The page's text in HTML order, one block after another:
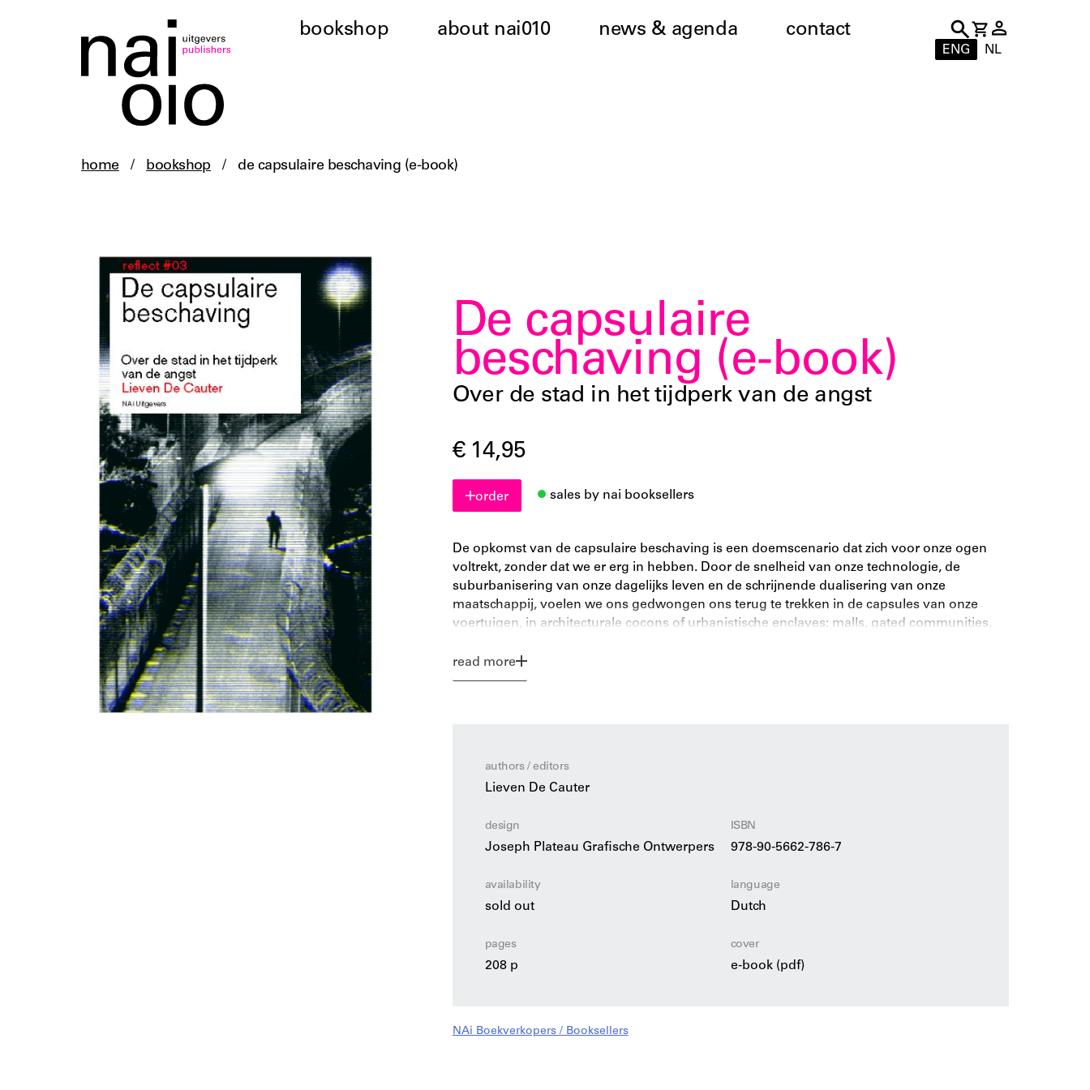
bookshop about nai010 news & agenda contact
ENG NL
home / bookshop / de capsulaire beschaving (e-book)
De capsulaire
beschaving (e-book)
Over de stad in het tijdperk van de angst
€ 14,95
order sales by nai booksellers
De opkomst van de capsulaire beschaving is een doemscenario dat zich voor onze ogen
voltrekt, zonder dat we er erg in hebben. Door de snelheid van onze technologie, de
suburbanisering van onze dagelijks leven en de schrijnende dualisering van onze
maatschappij, voelen we ons gedwongen ons terug te trekken in de capsules van onze
voertuigen, in architecturale cocons of urbanistische enclaves: malls, gated communities,
architectuur nauwelijks nog worden losgekoppeld van haar politieke en maatschappelijke
context. Voeg daar bij de enorme invloed van het kapitalisme op de architectuur, de
planner van de hedendaagse stad als de bewoner en gebruiker van die stad dagelijks mee
te maken hebben.
read more
authors / editors
Lieven De Cauter
design
Joseph Plateau Grafische Ontwerpers
ISBN
978-90-5662-786-7
availability
sold out
language
Dutch
pages
208 p
cover
e-book (pdf)
NAi Boekverkopers / Booksellers